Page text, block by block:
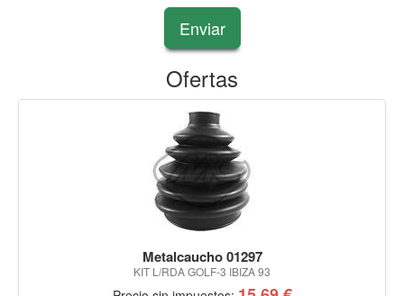
Enviar
Ofertas
Metalcaucho 01297
KIT L/RDA GOLF-3 IBIZA 93